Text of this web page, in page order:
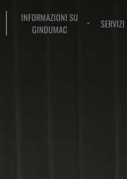
INFORMAZIONI SU
GINDUMAC
SERVIZI